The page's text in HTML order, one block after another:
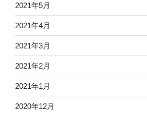
2021年5月
2021年4月
2021年3月
2021年2月
2021年1月
2020年12月